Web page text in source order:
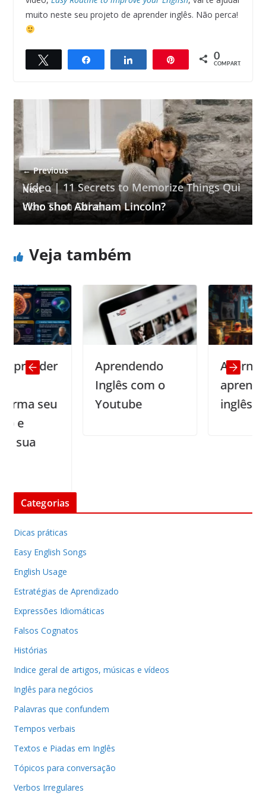
muito neste seu projeto de aprender inglês. Não perca!
Compartilhar Compartilhar 0
COMPART.
← Previous
Vídeo | 11 Secrets to Memorize Things Qui
cker Than Others
Next →
Who shot Abraham Lincoln?
Veja também
seu
Aprendendo
Inglês com o
Youtube
A jornada do
aprendizado
Categorias
Dicas práticas
Easy English Songs
English Usage
Estratégias de Aprendizado
Expressões Idiomáticas
Falsos Cognatos
Histórias
Indice geral de artigos, músicas e vídeos
Inglês para negócios
Palavras que confundem
Tempos verbais
Textos e Piadas em Inglês
Tópicos para conversação
Verbos Irregulares